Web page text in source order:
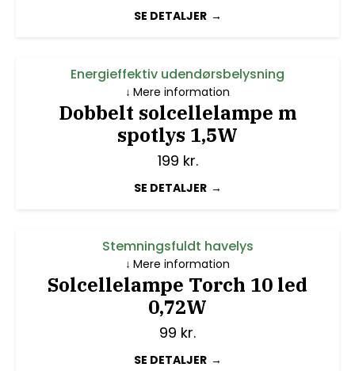
SE DETALJER
Energieffektiv udendørsbelysning
Dobbelt solcellelampe m
spotlys 1,5W
199 kr.
SE DETALJER
Mere information
Stemningsfuldt havelys
Solcellelampe Torch 10 led
0,72W
99 kr.
SE DETALJER
Mere information